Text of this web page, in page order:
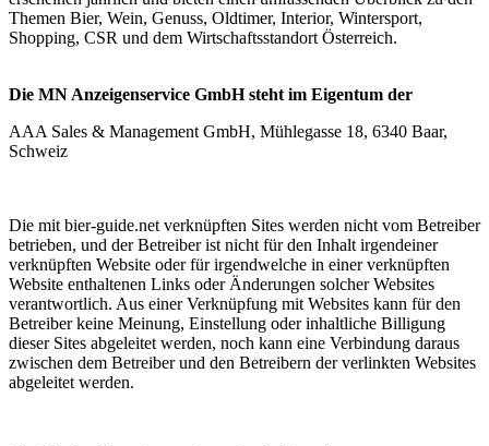
Themen Bier, Wein, Genuss, Oldtimer, Interior, Wintersport,
Shopping, CSR und dem Wirtschaftsstandort Österreich.
Die MN Anzeigenservice GmbH steht im Eigentum der
AAA Sales & Management GmbH, Mühlegasse 18, 6340 Baar,
Schweiz
Die mit bier-guide.net verknüpften Sites werden nicht vom Betreiber
betrieben, und der Betreiber ist nicht für den Inhalt irgendeiner
verknüpften Website oder für irgendwelche in einer verknüpften
Website enthaltenen Links oder Änderungen solcher Websites
verantwortlich. Aus einer Verknüpfung mit Websites kann für den
Betreiber keine Meinung, Einstellung oder inhaltliche Billigung
dieser Sites abgeleitet werden, noch kann eine Verbindung daraus
zwischen dem Betreiber und den Betreibern der verlinkten Websites
abgeleitet werden.